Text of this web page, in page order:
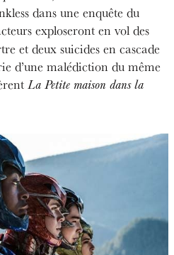
dans une enquête du
exploseront en vol des
et deux suicides en cascade
d’une malédiction du même
La Petite maison dans la